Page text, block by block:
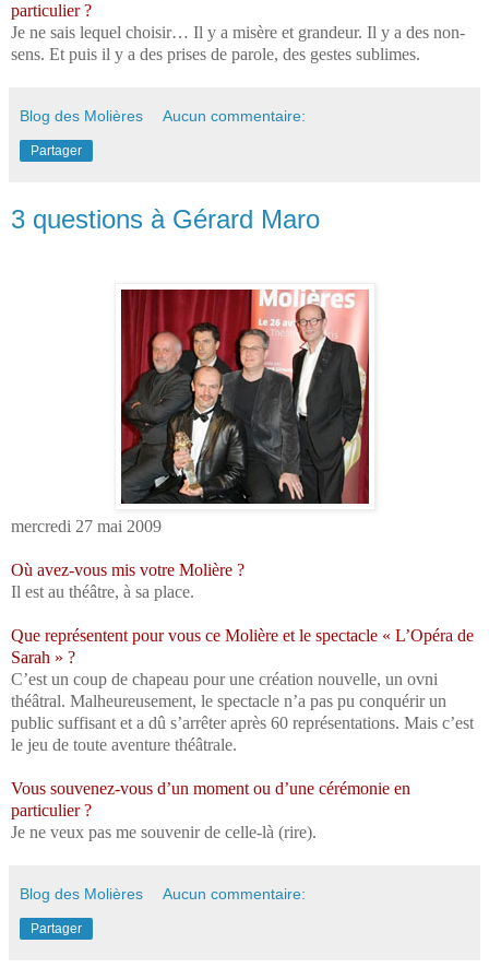
particulier ?
Je ne sais lequel choisir… Il y a misère et grandeur. Il y a des non-
sens. Et puis il y a des prises de parole, des gestes sublimes.
Blog des Molières Aucun commentaire:
Partager
3 questions à Gérard Maro
mercredi 27 mai 2009
Où avez-vous mis votre Molière ?
Il est au théâtre, à sa place.
Que représentent pour vous ce Molière et le spectacle « L’Opéra de
Sarah » ?
C’est un coup de chapeau pour une création nouvelle, un ovni
théâtral. Malheureusement, le spectacle n’a pas pu conquérir un
public suffisant et a dû s’arrêter après 60 représentations. Mais c’est
le jeu de toute aventure théâtrale.
Vous souvenez-vous d’un moment ou d’une cérémonie en
particulier ?
Je ne veux pas me souvenir de celle-là (rire).
Blog des Molières Aucun commentaire:
Partager